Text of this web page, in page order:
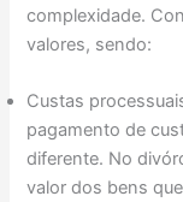
complexidade.
valores, sendo:
Custas
pagamento de
diferente. No
valor dos bens